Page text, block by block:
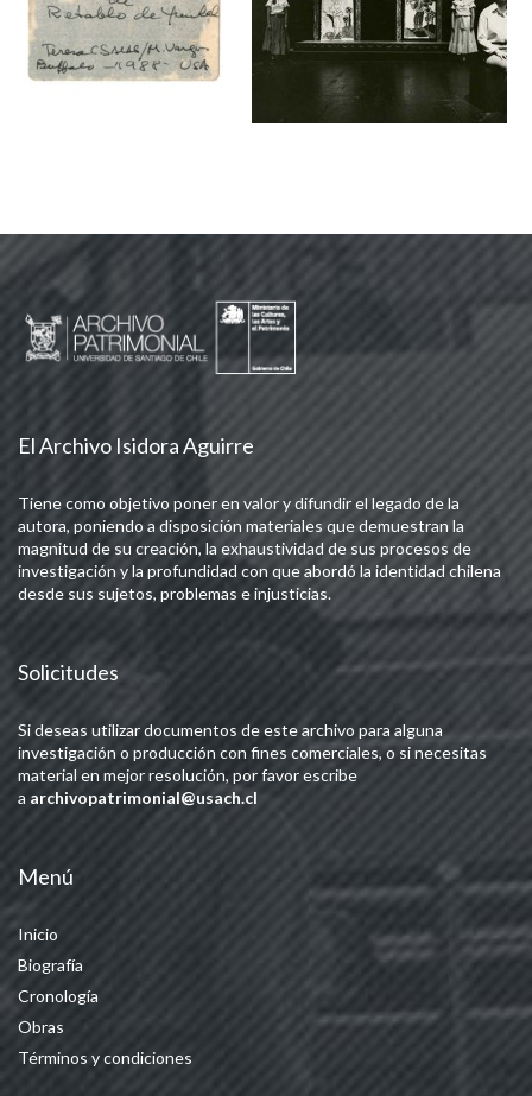
El Archivo Isidora Aguirre
Tiene como objetivo poner en valor y difundir el legado de la
autora, poniendo a disposición materiales que demuestran la
magnitud de su creación, la exhaustividad de sus procesos de
investigación y la profundidad con que abordó la identidad chilena
desde sus sujetos, problemas e injusticias.
Solicitudes
Si deseas utilizar documentos de este archivo para alguna
investigación o producción con fines comerciales, o si necesitas
material en mejor resolución, por favor escribe
a archivopatrimonial@usach.cl
Menú
Inicio
Biografía
Cronología
Obras
Términos y condiciones